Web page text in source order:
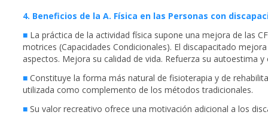
4. Beneficios de la A. Física en las Personas con
■ La práctica de la actividad física supone una mejora de las
motrices (Capacidades Condicionales). El discapacitado
aspectos. Mejora su calidad de vida. Refuerza su autoestima y
■ Constituye la forma más natural de fisioterapia y de
utilizada como complemento de los métodos tradicionales.
■ Su valor recreativo ofrece una motivación adicional a los